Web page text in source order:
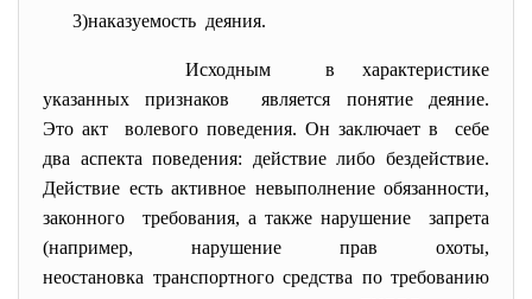
3)наказуемость деяния.
Исходным в характеристике
указанных признаков является понятие деяние.
Это акт волевого поведения. Он заключает в себе
два аспекта поведения: действие либо бездействие.
Действие есть активное невыполнение обязанности,
законного требования, а также нарушение запрета
(например, нарушение прав охоты,
неостановка транспортного средства по требованию